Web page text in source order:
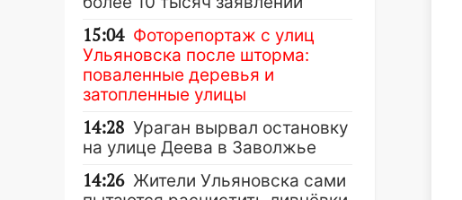
15:04 Фоторепортаж с улиц
Ульяновска после шторма:
поваленные деревья и
затопленные улицы
14:28 Ураган вырвал остановку
на улице Деева в Заволжье
14:26 Жители Ульяновска сами